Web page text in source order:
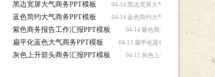
黑边宽屏大气商务PPT模板 04-14 黑边宽屏大气商务PPT模板，黑
蓝色简约大气商务PPT模板 04-14 蓝色简约大气商务PPT模板，蓝
紫色商务报告工作汇报PPT模板 04-14 紫色商务报告工作汇报
扁平化蓝色大气商务PPT模板 04-13 扁平化蓝色大气商务PPT模
灰色上升箭头商务汇报PPT模板 04-13 灰色上升箭头商务汇报